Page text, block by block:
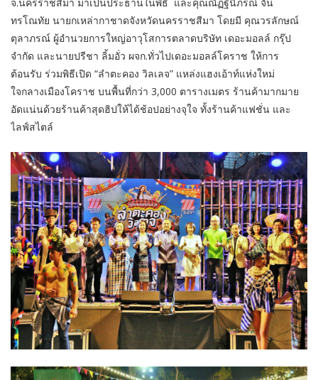
ทรโณทัย นายกเหล่ากาชาดจังหวัดนครราชสีมา โดยมี คุณวรลักษณ์
ตุลาภรณ์ ผู้อำนวยการใหญ่อาวุโสการตลาดบริษัท เดอะมอลล์ กรุ๊ป
จำกัด และนายปรีชา ลิ้มอั่ว ผจก.ทั่วไปเดอะมอลล์โคราช ให้การ
ต้อนรับ ร่วมพิธีเปิด “ลำตะคอง วิลเลจ” แหล่งแฮงเอ้าท์แห่งใหม่
ใจกลางเมืองโคราช บนพื้นที่กว่า 3,000 ตารางเมตร ร้านค้ามากมาย
อัดแน่นด้วยร้านค้าสุดฮิปให้ได้ช้อปอย่างจุใจ ทั้งร้านค้าแฟชั่น และ
ไลฟ์สไตล์